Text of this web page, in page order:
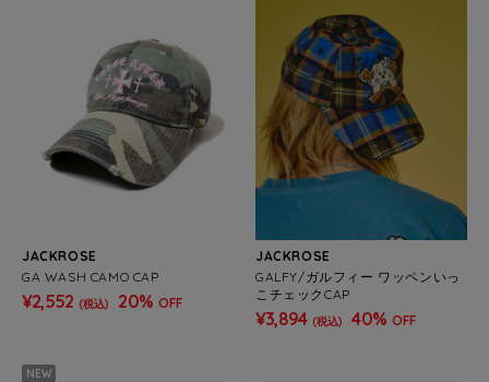
JACKROSE
GA WASH CAMO CAP
¥2,552 (税込) 20% OFF
JACKROSE
GALFY/ガルフィー ワッペンいっ
こチェックCAP
¥3,894 (税込) 40% OFF
NEW